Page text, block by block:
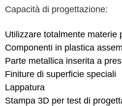
Capacità di progettazione:
Utilizzare totalmente materie
Componenti in plastica
Parte metallica inserita a
Finiture di superficie speciali
Lappatura
Stampa 3D per test di